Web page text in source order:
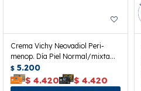
Crema Vichy Neovadiol Peri-
menop. Día Piel Normal/mixta
50ml
$ 5.200
$ 4.420 $ 4.420